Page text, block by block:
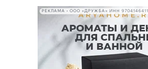
РЕКЛАМА • ООО «ДРУЖБА» ИНН 9704146411